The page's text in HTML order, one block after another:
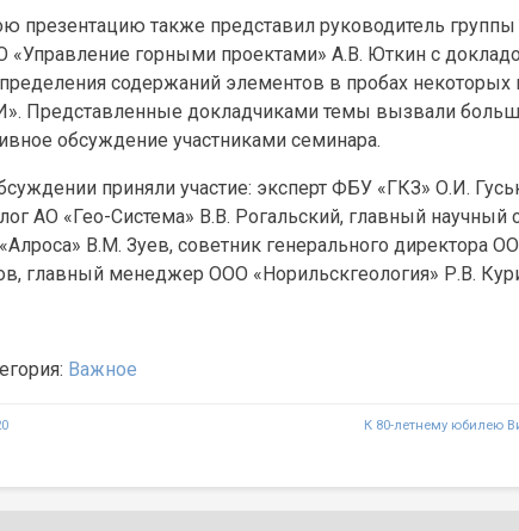
презентацию также представил руководитель группы
«Управление горными проектами» А.В. Юткин с
содержаний элементов в пробах
Представленные докладчиками темы вызвали
обсуждение участниками семинара.
приняли участие: эксперт ФБУ «ГКЗ» О.И.
АО «Гео-Система» В.В. Рогальский, главный
В.М. Зуев, советник генерального директора
главный менеджер ООО «Норильскгеология» Р.В.
Важное
К 80-летнему юбилею